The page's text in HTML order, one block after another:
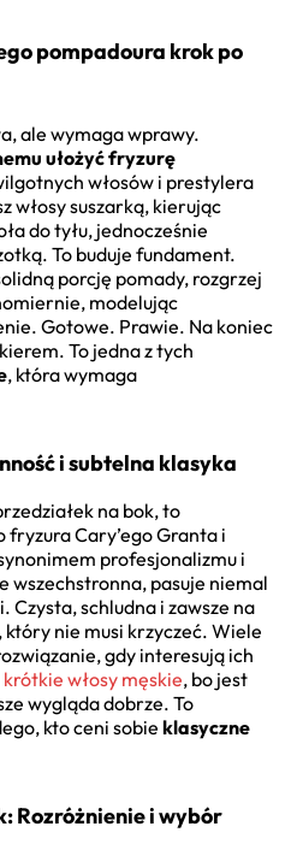
pompadoura krok po
ale wymaga wprawy.
ułożyć fryzurę
włosów i prestylera
włosy suszarką, kierując
do tyłu, jednocześnie
To buduje fundament.
porcję pomady, rozgrzej
modelując
Gotowe. Prawie. Na koniec
To jedna z tych
, która wymaga
i subtelna klasyka
na bok, to
Cary’ego Granta i
profesjonalizmu i
wszechstronna, pasuje niemal
Czysta, schludna i zawsze na
nie musi krzyczeć. Wiele
gdy interesują ich
włosy męskie, bo jest
wygląda dobrze. To
kto ceni sobie klasyczne
Rozróżnienie i wybór